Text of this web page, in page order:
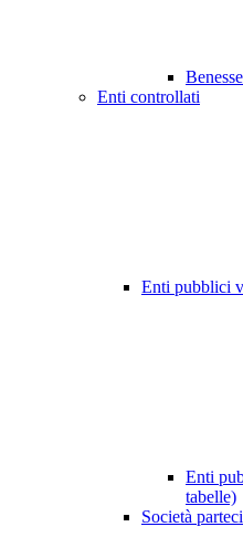
Enti controllati
Enti pubblici
Enti
tabelle)
Società